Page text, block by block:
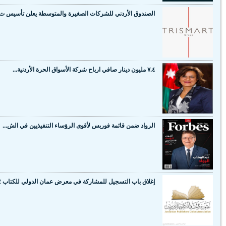
الصندوق الأردني للشركات الصغيرة والمتوسطة يعلن تأسيس
٧.٤ مليون دينار صافي ارباح شركة الأسواق الحرة الأردنية...
الرواد ضمن قائمة فوربس لأقوى الرؤساء التنفيذيين في الش...
إغلاق باب التسجيل للمشاركة في معرض عمان الدولي للكتاب 2...